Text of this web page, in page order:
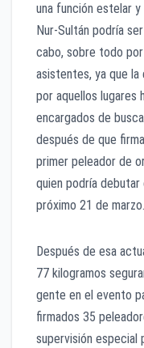
una función estelar
Nur-Sultán podría
cabo, sobre todo por
asistentes, ya que la
por aquellos lugares
encargados de
después de que
primer peleador de
quien podría debutar
próximo 21 de marzo.
Después de esa
77 kilogramos
gente en el evento
firmados 35
supervisión especial